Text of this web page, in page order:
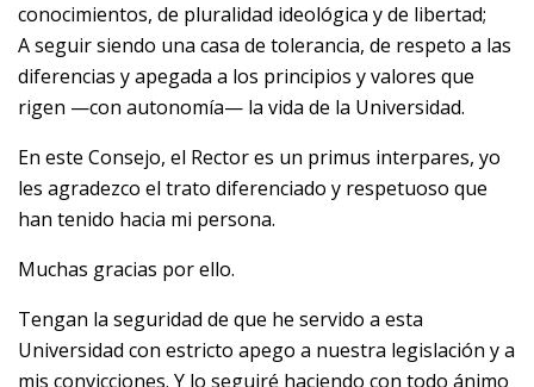
conocimientos, de pluralidad ideológica y de libertad;
A seguir siendo una casa de tolerancia, de respeto a las
diferencias y apegada a los principios y valores que
rigen —con autonomía— la vida de la Universidad.
En este Consejo, el Rector es un primus interpares, yo
les agradezco el trato diferenciado y respetuoso que
han tenido hacia mi persona.
Muchas gracias por ello.
Tengan la seguridad de que he servido a esta
Universidad con estricto apego a nuestra legislación y a
mis convicciones. Y lo seguiré haciendo con todo ánimo